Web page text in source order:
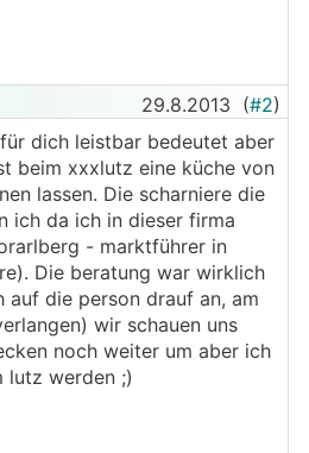
29.8.2013 (#2)
dich leistbar bedeutet aber
beim xxxlutz eine küche von
lassen. Die scharniere die
ich da ich in dieser firma
- marktführer in
Die beratung war wirklich
die person drauf an, am
wir schauen uns
noch weiter um aber ich
lutz werden ;)